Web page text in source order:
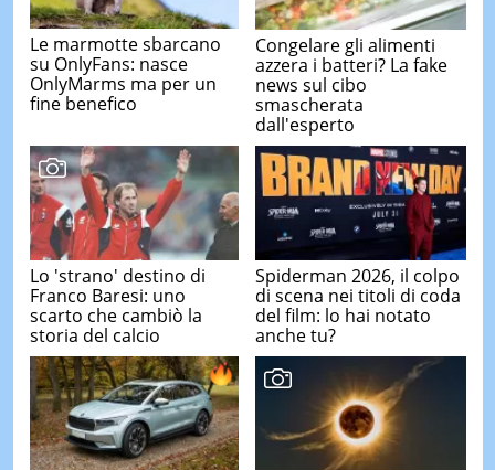
Le marmotte sbarcano
su OnlyFans: nasce
OnlyMarms ma per un
fine benefico
Congelare gli alimenti
azzera i batteri? La fake
news sul cibo
smascherata
dall'esperto
Lo 'strano' destino di
Franco Baresi: uno
scarto che cambiò la
storia del calcio
Spiderman 2026, il colpo
di scena nei titoli di coda
del film: lo hai notato
anche tu?